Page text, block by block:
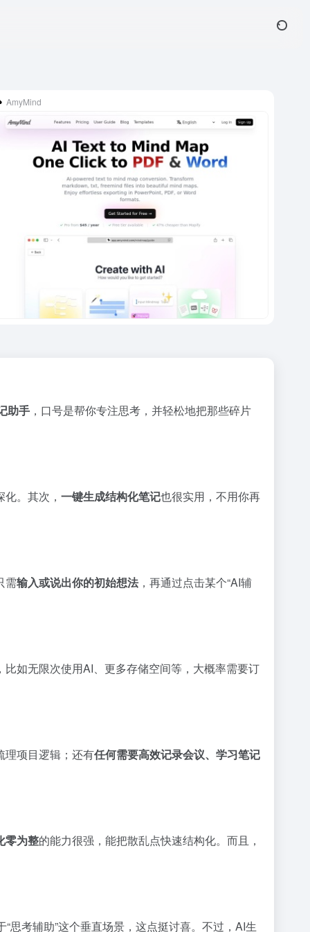
AmyMind
助手 ，口号是帮你专注思考，并轻松地把那些碎片
。其次， 一键生成结构化笔记也很实用，不用你再
需输入或说出你的初始想法 ，再通过点击某个“AI辅
比如无限次使用AI、更多存储空间等，大概率需要订
理项目逻辑；还有任何需要高效记录会议、学习笔记
零为整的能力很强，能把散乱点快速结构化。而且，
考辅助”这个垂直场景，这点挺讨喜。不过，AI生